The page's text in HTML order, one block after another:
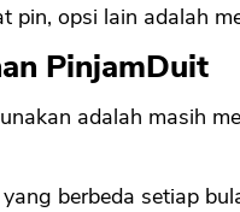
pin, opsi lain adalah
PinjamDuit
adalah masih
berbeda setiap